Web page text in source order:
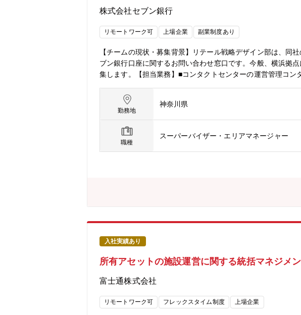
株式会社セブン銀行
リモートワーク可 上場企業 副業制度あり
【チームの現状・募集背景】リテール戦略デザイン部は、同
ブン銀行口座に関するお問い合わせ窓口です。今般、横浜拠
集します。【担当業務】■コンタクトセンターの運営管理コ
り、直接お客さまと応対いただくことはほとんどありません
ター向けシステムの高度化・問合せチャネル別（有人チャッ
務委託先からのお客さま応対に関する照会への回答、および
商品・サービスの改善提案・業務委託先メンバーのモチベー
客さまの声）活用、従業員の働きがい向上なお、業務を進め
の「あったらいいな」を超えて、日常の未来を生みだし続け
れながらコンタクトセンターの運用改善・改良を行えること
が中途採用であり、コンタクトセンターのメンバーは銀行経
勤務地
神奈川県
職種
スーパーバイザー・エリアマネージャー
入社実績あり
所有アセットの施設運営に関する統括マネジメ
富士通株式会社
リモートワーク可 フレックスタイム制度 上場企業